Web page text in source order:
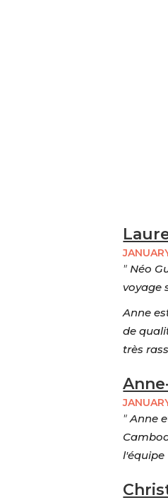
"Néo
voyage
Anne
de
très
"Anne
l'équipe